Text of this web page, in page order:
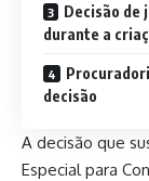
Decisão de
durante a
decisão
A decisão que
Especial para